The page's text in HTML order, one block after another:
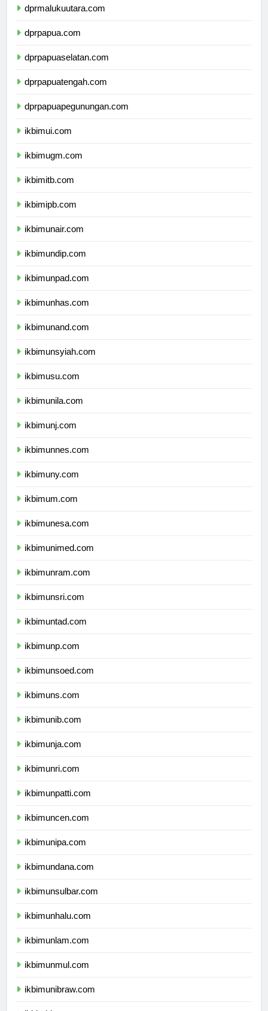
dprmalukuutara.com
dprpapua.com
dprpapuaselatan.com
dprpapuatengah.com
dprpapuapegunungan.com
ikbimui.com
ikbimugm.com
ikbimitb.com
ikbimipb.com
ikbimunair.com
ikbimundip.com
ikbimunpad.com
ikbimunhas.com
ikbimunand.com
ikbimunsyiah.com
ikbimusu.com
ikbimunila.com
ikbimunj.com
ikbimunnes.com
ikbimuny.com
ikbimum.com
ikbimunesa.com
ikbimunimed.com
ikbimunram.com
ikbimunsri.com
ikbimuntad.com
ikbimunp.com
ikbimunsoed.com
ikbimuns.com
ikbimunib.com
ikbimunja.com
ikbimunri.com
ikbimunpatti.com
ikbimuncen.com
ikbimunipa.com
ikbimundana.com
ikbimunsulbar.com
ikbimunhalu.com
ikbimunlam.com
ikbimunmul.com
ikbimunibraw.com